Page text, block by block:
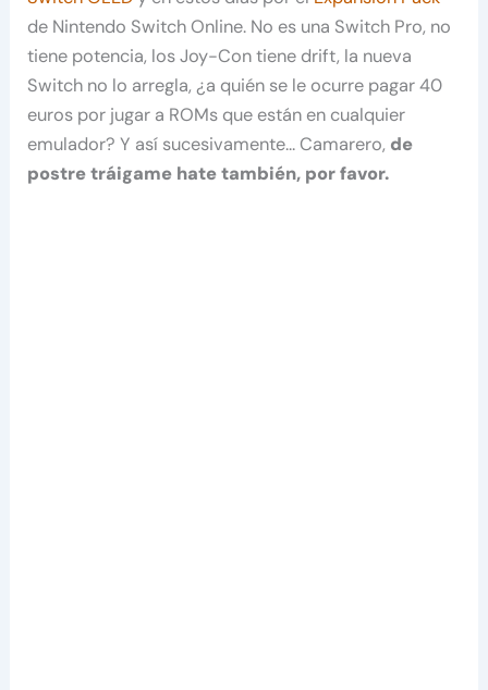
de Nintendo Switch Online. No es una Switch Pro, no
tiene potencia, los Joy-Con tiene drift, la nueva
Switch no lo arregla, ¿a quién se le ocurre pagar 40
euros por jugar a ROMs que están en cualquier
emulador? Y así sucesivamente… Camarero, de
postre tráigame hate también, por favor.